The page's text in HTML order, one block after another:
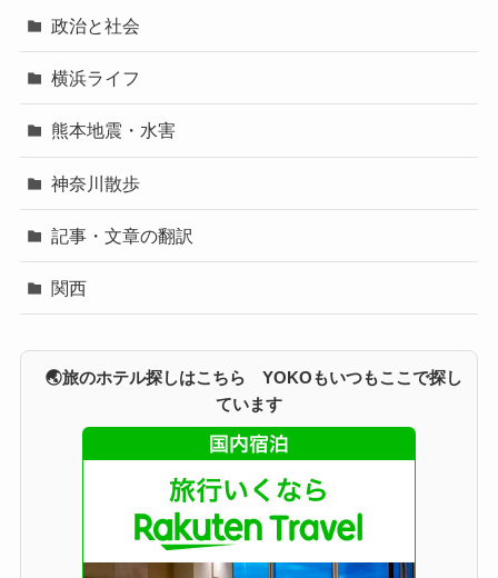
政治と社会
横浜ライフ
熊本地震・水害
神奈川散歩
記事・文章の翻訳
関西
🌏旅のホテル探しはこちら YOKOもいつもここで探し
ています